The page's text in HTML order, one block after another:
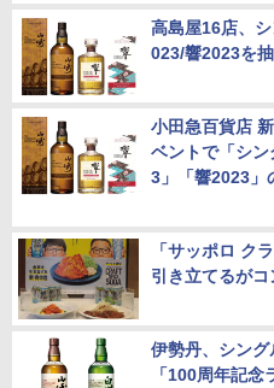
高島屋16店、
023/響2023を
小田急百貨店
ベントで「シ
3」「響2023」
「サッポロ ク
引き立てるがコ
伊勢丹、シング
「100周年記